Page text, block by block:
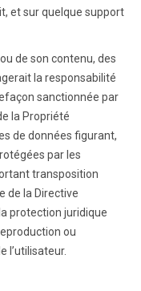
et sur quelque support
de son contenu, des
la responsabilité
sanctionnée par
la Propriété
de données figurant,
par les
transposition
de la Directive
protection juridique
ou
l’utilisateur.